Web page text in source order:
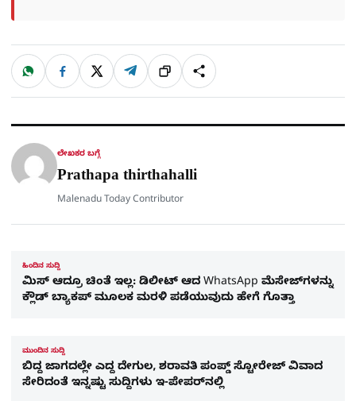
ಹಂಚಿಕೊಳ್ಳಿ
W
a
t
p
F
c
e
o
X T
l
e
a
ಲಿಂ
ಕ್
S
h
a
ಲೇಖಕರ ಬಗ್ಗೆ
Prathapa thirthahalli
Malenadu Today Contributor
ಹಿಂದಿನ ಸುದ್ದಿ
ಮಿಸ್ ಆದ್ರೂ ಚಿಂತೆ ಇಲ್ಲ: ಡಿಲೀಟ್ ಆದ WhatsApp ಮೆಸೇಜ್‌ಗಳನ್ನು
ಕ್ಲೌಡ್ ಬ್ಯಾಕಪ್ ಮೂಲಕ ಮರಳಿ ಪಡೆಯುವುದು ಹೇಗೆ ಗೊತ್ತಾ
ಮುಂದಿನ ಸುದ್ದಿ
ಬಿದ್ದ ಜಾಗದಲ್ಲೇ ಎದ್ದ ದೇಗುಲ, ಶರಾವತಿ ಪಂಪ್ಡ್​​​ ಸ್ಟೋರೇಜ್​ ವಿವಾದ
ಸೇರಿದಂತೆ ಇನ್ನಷ್ಟು ಸುದ್ದಿಗಳು ಇ-ಪೇಪರ್​ನಲ್ಲಿ